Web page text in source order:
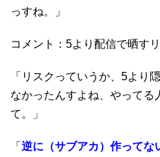
っすね。」
コメント：5より配信で晒す
「リスクっていうか、5よ
なかったんすよね、やってる
て。」
「 逆に（サブアカ）作ってな